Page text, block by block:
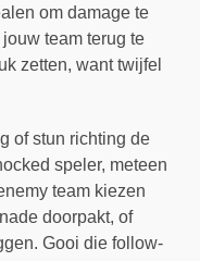
om damage te
team terug te
zetten, want twijfel
of stun richting de
speler, meteen
team kiezen
doorpakt, of
Gooi die follow-